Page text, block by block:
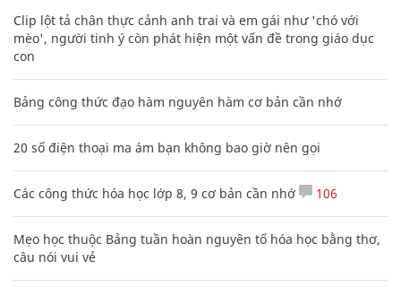
Clip lột tả chân thực cảnh anh trai và em gái như 'chó với
mèo', người tinh ý còn phát hiện một vấn đề trong giáo dục
con
Bảng công thức đạo hàm nguyên hàm cơ bản cần nhớ
20 số điện thoại ma ám bạn không bao giờ nên gọi
Các công thức hóa học lớp 8, 9 cơ bản cần nhớ 106
Mẹo học thuộc Bảng tuần hoàn nguyên tố hóa học bằng thơ,
câu nói vui vẻ